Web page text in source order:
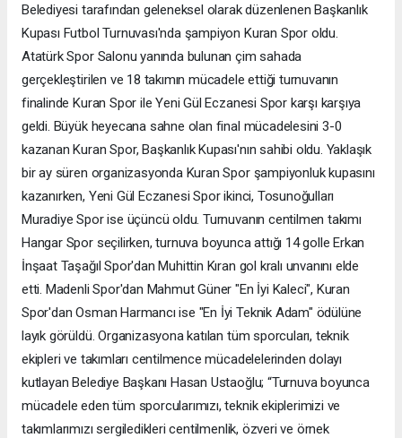
Belediyesi tarafından geleneksel olarak düzenlenen Başkanlık
Kupası Futbol Turnuvası'nda şampiyon Kuran Spor oldu.
Atatürk Spor Salonu yanında bulunan çim sahada
gerçekleştirilen ve 18 takımın mücadele ettiği turnuvanın
finalinde Kuran Spor ile Yeni Gül Eczanesi Spor karşı karşıya
geldi. Büyük heyecana sahne olan final mücadelesini 3-0
kazanan Kuran Spor, Başkanlık Kupası'nın sahibi oldu. Yaklaşık
bir ay süren organizasyonda Kuran Spor şampiyonluk kupasını
kazanırken, Yeni Gül Eczanesi Spor ikinci, Tosunoğulları
Muradiye Spor ise üçüncü oldu. Turnuvanın centilmen takımı
Hangar Spor seçilirken, turnuva boyunca attığı 14 golle Erkan
İnşaat Taşağıl Spor'dan Muhittin Kıran gol kralı unvanını elde
etti. Madenli Spor'dan Mahmut Güner "En İyi Kaleci", Kuran
Spor'dan Osman Harmancı ise "En İyi Teknik Adam" ödülüne
layık görüldü. Organizasyona katılan tüm sporcuları, teknik
ekipleri ve takımları centilmence mücadelelerinden dolayı
kutlayan Belediye Başkanı Hasan Ustaoğlu; “Turnuva boyunca
mücadele eden tüm sporcularımızı, teknik ekiplerimizi ve
takımlarımızı sergiledikleri centilmenlik, özveri ve örnek